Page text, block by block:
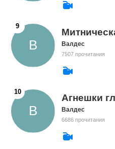
Валдес
7507 прочитания
Агнешки
Валдес
6686 прочитания